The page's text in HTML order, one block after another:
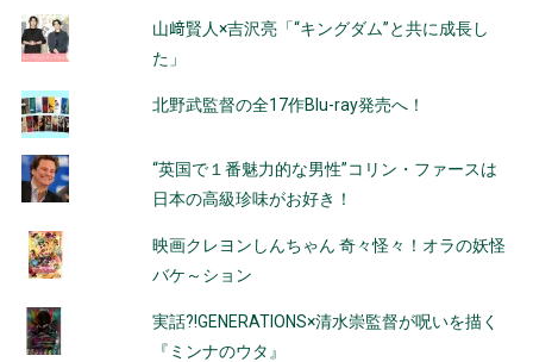
山﨑賢人×吉沢亮「“キングダム”と共に成長し
た」
北野武監督の全17作Blu-ray発売へ！
“英国で１番魅力的な男性”コリン・ファースは
日本の高級珍味がお好き！
映画クレヨンしんちゃん 奇々怪々！オラの妖怪
バケ～ション
実話?!GENERATIONS×清水崇監督が呪いを描く
『ミンナのウタ』